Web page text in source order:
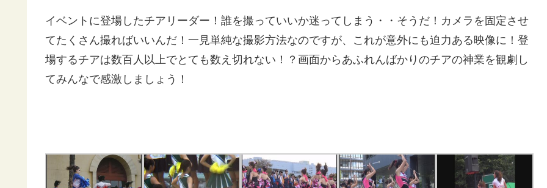
イベントに登場したチアリーダー！誰を撮っていいか迷ってしまう・・そうだ！カメラを固定させ
てたくさん撮ればいいんだ！一見単純な撮影方法なのですが、これが意外にも迫力ある映像に！登
場するチアは数百人以上でとても数え切れない！？画面からあふれんばかりのチアの神業を観劇し
てみんなで感激しましょう！